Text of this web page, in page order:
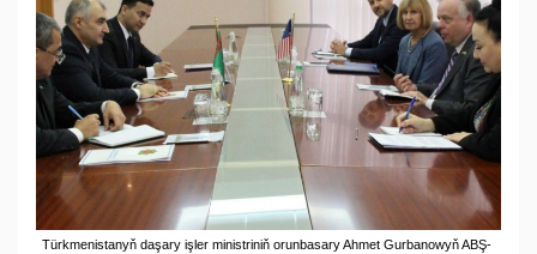
Türkmenistanyň daşary işler ministriniň orunbasary Ahmet Gurbanowyň ABŞ-